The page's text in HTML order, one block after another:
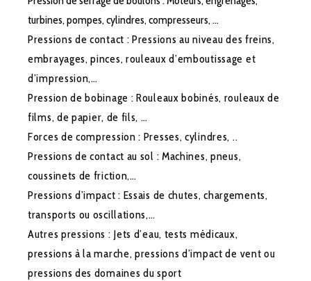
turbines, pompes, cylindres, compresseurs, …
Pressions de contact : Pressions au niveau des freins,
embrayages, pinces, rouleaux d’emboutissage et
d’impression,…
Pression de bobinage : Rouleaux bobinés, rouleaux de
films, de papier, de fils, …
Forces de compression : Presses, cylindres, ..
Pressions de contact au sol : Machines, pneus,
coussinets de friction,…
Pressions d’impact : Essais de chutes, chargements,
transports ou oscillations,…
Autres pressions : Jets d’eau, tests médicaux,
pressions à la marche, pressions d’impact de vent ou
pressions des domaines du sport